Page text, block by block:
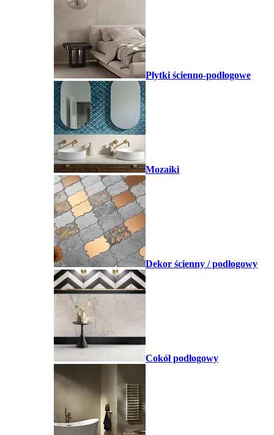
Płytki ścienno-podłogowe
Mozaiki
Dekor ścienny / podłogowy
Cokół podłogowy